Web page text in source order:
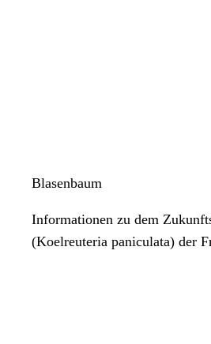
Blasenbaum
Informationen zu dem
(Koelreuteria paniculata) der